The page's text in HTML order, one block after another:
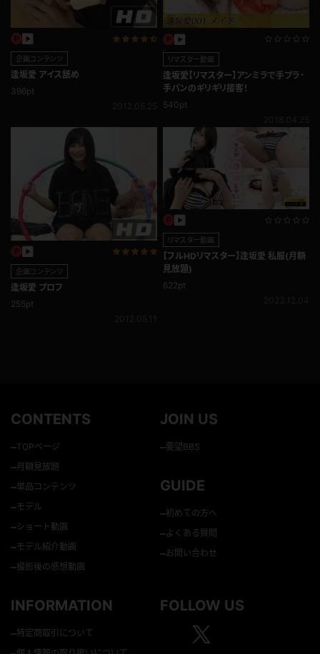
企画コンテンツ
逢坂愛 アイス舐め
396pt
リマスター動画
逢坂愛【リマスター】アンミラで手ブラ・
手パンのギリギリ接客！
540pt
企画コンテンツ
逢坂愛 プロフ
255pt
リマスター動画
【フルHDリマスター】逢坂愛 私服(月額
見放題)
622pt
CONTENTS
–TOPページ
–月額見放題
–単品コンテンツ
–モデル
–ショート動画
–モデル紹介動画
–撮影後の感想動画
JOIN US
–要望BBS
GUIDE
–初めての方へ
–よくある質問
–お問い合わせ
INFORMATION
–特定商取引について
FOLLOW US